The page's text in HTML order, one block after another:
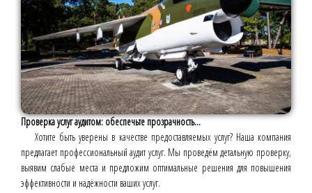
Проверка услуг аудитом: обеспечьте прозрачность...
Хотите быть уверены в качестве предоставляемых услуг? Наша компания
предлагает профессиональный аудит услуг. Мы проведём детальную проверку,
выявим слабые места и предложим оптимальные решения для повышения
эффективности и надёжности ваших услуг.